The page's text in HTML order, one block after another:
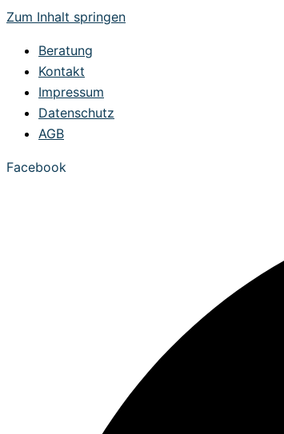
Zum Inhalt springen
Beratung
Kontakt
Impressum
Datenschutz
AGB
Facebook